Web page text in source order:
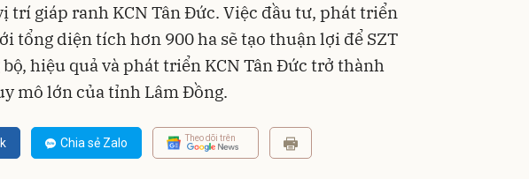
trí giáp ranh KCN Tân Đức. Việc đầu tư, phát triển
tổng diện tích hơn 900 ha sẽ tạo thuận lợi để SZT
hiệu quả và phát triển KCN Tân Đức trở thành
mô lớn của tỉnh Lâm Đồng.
Chia sẻ Zalo Theo dõi trên